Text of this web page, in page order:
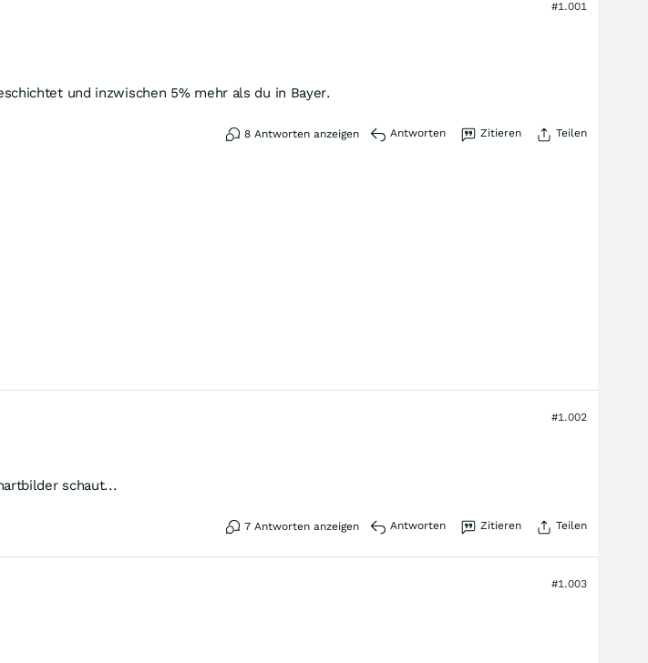
#1.001
und inzwischen 5% mehr als du in Bayer.
8 Antworten anzeigen Antworten Zitieren Teilen
#1.002
schaut...
7 Antworten anzeigen Antworten Zitieren Teilen
#1.003